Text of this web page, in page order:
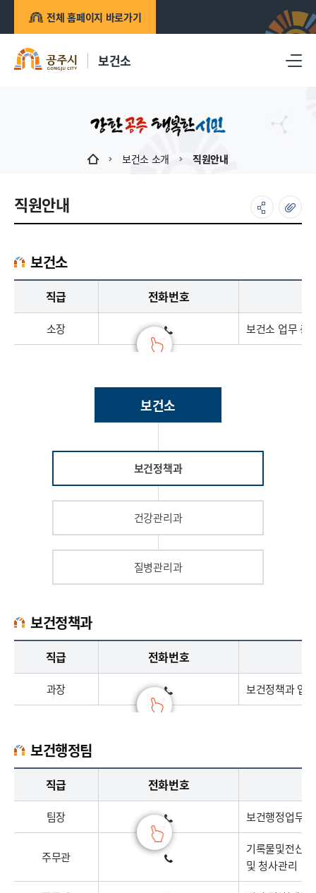
전체 홈페이지 바로가기
보건소
보건소 소개 직원안내
직원안내
보건소
보건소 업무담당자의 정보 : 직책, 전화번호, 주요업무로 구성
직급 전화번호
소장 보건소 업무 총
보건소
보건정책과
건강관리과
질병관리과
보건정책과
보건정책과 업무담당자의 정보 : 직책, 전화번호, 주요업무로 구성
직급 전화번호
과장 보건정책과 업
보건행정팀
보건행정팀 업무담당자의 정보 : 직책, 전화번호, 주요업무로 구성
직급 전화번호
팀장 보건행정업무
주무관
기록물및전산
및 청사관리